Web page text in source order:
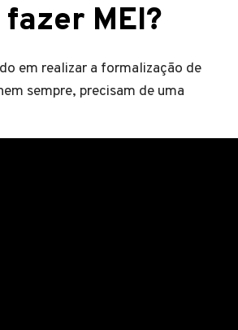
MEI?
em realizar a formalização de
sempre, precisam de uma